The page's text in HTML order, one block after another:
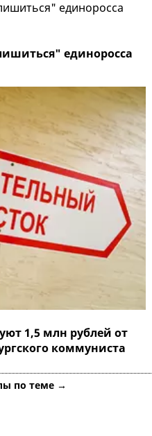
единоросса
1,5 млн рублей от
коммуниста
по теме →